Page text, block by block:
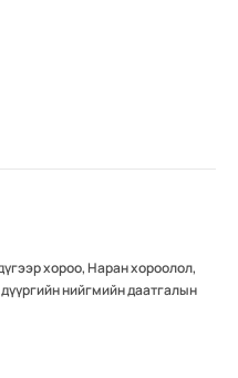
хороо, Наран хороолол,
нийгмийн даатгалын